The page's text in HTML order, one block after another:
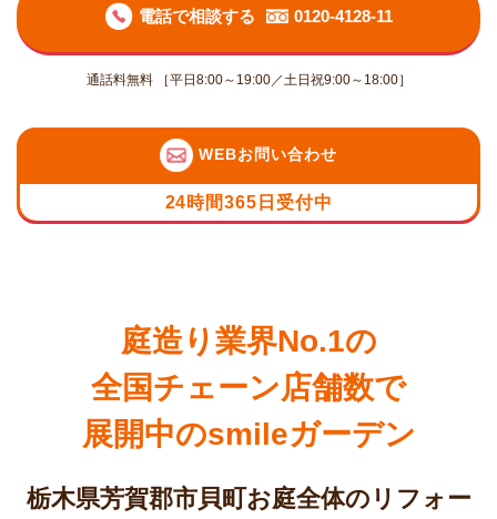
電話で相談する 0120-4128-11
通話料無料 ［平日8:00～19:00／土日祝9:00～18:00］
WEBお問い合わせ
24時間365日受付中
庭造り業界No.1の
全国チェーン店舗数で
展開中のsmileガーデン
栃木県芳賀郡市貝町お庭全体のリフォー